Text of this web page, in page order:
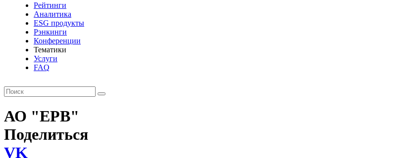
Рейтинги
Аналитика
ESG продукты
Рэнкинги
Конференции
Тематики
Услуги
FAQ
АО "ЕРВ"
Поделиться
VK